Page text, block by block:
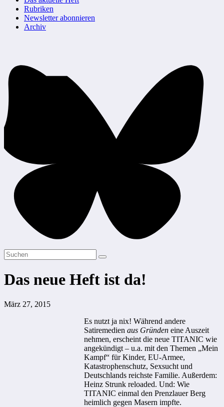
Rubriken
Newsletter abonnieren
Archiv
Das neue Heft ist da!
März 27, 2015
Es nutzt ja nix! Während andere
Satiremedien aus Gründen eine Auszeit
nehmen, erscheint die neue TITANIC wie
angekündigt – u.a. mit den Themen „Mein
Kampf“ für Kinder, EU-Armee,
Katastrophenschutz, Sexsucht und
Deutschlands reichste Familie. Außerdem:
Heinz Strunk reloaded. Und: Wie
TITANIC einmal den Prenzlauer Berg
heimlich gegen Masern impfte.